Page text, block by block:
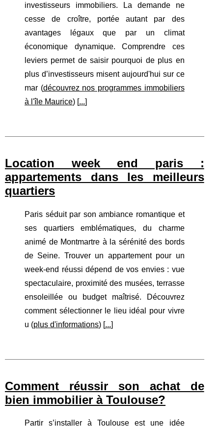
investisseurs immobiliers. La demande ne
cesse de croître, portée autant par des
avantages légaux que par un climat
économique dynamique. Comprendre ces
leviers permet de saisir pourquoi de plus en
plus d’investisseurs misent aujourd'hui sur ce
mar (découvrez nos programmes immobiliers
à l'île Maurice) [...]
Location week end paris :
appartements dans les meilleurs
quartiers
Paris séduit par son ambiance romantique et
ses quartiers emblématiques, du charme
animé de Montmartre à la sérénité des bords
de Seine. Trouver un appartement pour un
week-end réussi dépend de vos envies : vue
spectaculaire, proximité des musées, terrasse
ensoleillée ou budget maîtrisé. Découvrez
comment sélectionner le lieu idéal pour vivre
u (plus d'informations) [...]
Comment réussir son achat de
bien immobilier à Toulouse?
Partir s’installer à Toulouse est une idée